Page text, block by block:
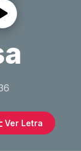
Ver Letra